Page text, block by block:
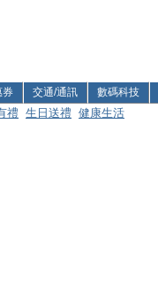
券 交通/通訊 數碼科技
禮 生日送禮 健康生活